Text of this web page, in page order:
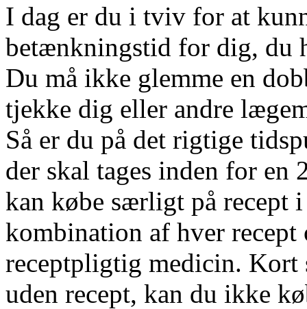
I dag er du i tviv for at
betænkningstid for dig, du
Du må ikke glemme en
tjekke dig eller andre
Så er du på det rigtige
der skal tages inden for
kan købe særligt på recept
kombination af hver
receptpligtig medicin. Kort
uden recept, kan du ikke